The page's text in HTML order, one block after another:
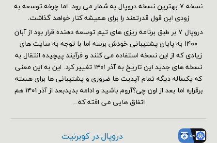
نسخه ۷ بهترین نسخه دروپال به شمار می رود. اما چرخه توسعه به
زودی این قول قدرتمند را برای همیشه کنار خواهد گذاشت.
دروپال ۷ بر طبق برنامه ریزی های تیم توسعه دهنده قرار بود از آبان
۱۴۰۰ به پایان پشتیبانی خودش برسه اما با توجه به سایت های
زیادی که از این نسخه استفاده می کنند و فرآیند پیچیده انتقال به
نسخه های جدید این تاریخ به آذر ۱۴۰۱ تغییر کرد. این به این معنی
که یکساله دیگه تمام آپدیت ها ضروری و پشتیبانی ها برای هسته
برقراره اما بعد از اون چی؟آروم باشید و ادامه بدیدبعد از آذر ۱۴۰۱ هم
اتفاق هایی می افته که...
دروپال در کوبرنیت